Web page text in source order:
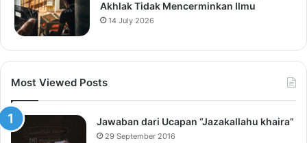
Akhlak Tidak Mencerminkan Ilmu
14 July 2026
Most Viewed Posts
Jawaban dari Ucapan “Jazakallahu khaira”
29 September 2016